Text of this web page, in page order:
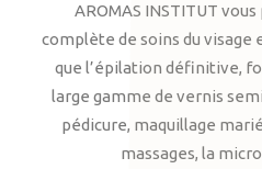
AROMAS INSTITUT
complète de soins du visage
que l’épilation définitive,
large gamme de vernis
pédicure, maquillage
massages, la